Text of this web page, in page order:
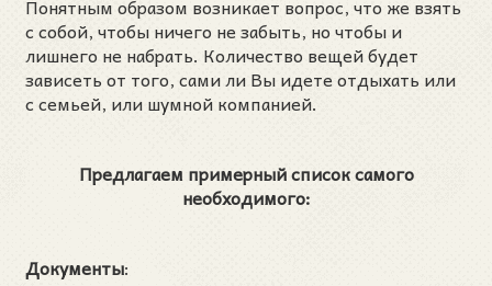
Понятным образом возникает вопрос, что же взять
с собой, чтобы ничего не забыть, но чтобы и
лишнего не набрать. Количество вещей будет
зависеть от того, сами ли Вы идете отдыхать или
с семьей, или шумной компанией.
Предлагаем примерный список самого
необходимого:
Документы: